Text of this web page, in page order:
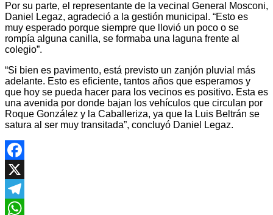
Por su parte, el representante de la vecinal General Mosconi,
Daniel Legaz, agradeció a la gestión municipal. “Esto es
muy esperado porque siempre que llovió un poco o se
rompía alguna canilla, se formaba una laguna frente al
colegio”.
“Si bien es pavimento, está previsto un zanjón pluvial más
adelante. Esto es eficiente, tantos años que esperamos y
que hoy se pueda hacer para los vecinos es positivo. Esta es
una avenida por donde bajan los vehículos que circulan por
Roque González y la Caballeriza, ya que la Luis Beltrán se
satura al ser muy transitada”, concluyó Daniel Legaz.
Facebook
X
Telegram